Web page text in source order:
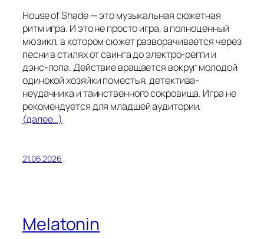
House of Shade — это музыкальная сюжетная
ритм игра. И это не просто игра, а полноценный
мюзикл, в котором сюжет разворачивается через
песни в стилях от свинга до электро-регги и
дэнс-попа. Действие вращается вокруг молодой
одинокой хозяйки поместья, детектива-
неудачника и таинственного сокровища. Игра не
рекомендуется для младшей аудитории.
(далее…)
21.06.2026
Melatonin